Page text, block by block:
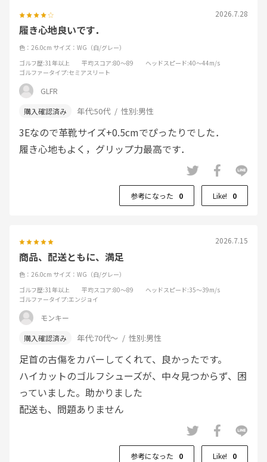
2026.7.28
履き心地良いです．
色：26.0cm サイズ：WG（白/グレー）
ゴルフ歴:31年以上 平均スコア:80～89 ヘッドスピード:40～44m/s
ゴルファータイプ:セミアスリート
GLFR
年代:50代 性別:男性
3Eなので革靴サイズ+0.5cmでぴったりでした．
履き心地もよく，グリップ力最高です．
参考になった 0 Like! 0
2026.7.15
商品、配送ともに、満足
色：26.0cm サイズ：WG（白/グレー）
ゴルフ歴:31年以上 平均スコア:80～89 ヘッドスピード:35～39m/s
ゴルファータイプ:エンジョイ
モンキー
年代:70代～ 性別:男性
足首の古傷をカバーしてくれて、良かったです。
ハイカットのゴルフシューズが、中々見つからず、困
っていました。助かりました
配送も、問題ありません
参考になった 0 Like! 0